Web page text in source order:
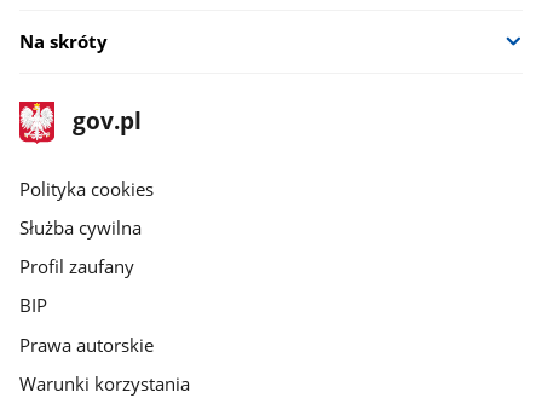
Na skróty
stopka
gov.pl
Strona
gov.pl
gov.pl
Polityka cookies
Służba cywilna
Profil zaufany
BIP
Prawa autorskie
Warunki korzystania